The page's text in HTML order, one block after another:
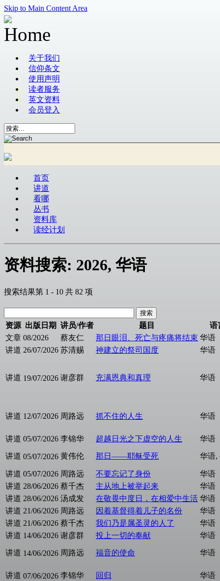
Skip to Main Content Area
关于我们
信仰条文
使用声明
读者服务
英文资料
会员登入
首页
讲道
看哪
丛书
资料库
读经计划
资料搜索: 2026, 华语
搜索结果第 1 - 10 共 82 项
资源 出版日期 讲员/作者 题目
语
文章 08/2026 蔡友仁 那日眼泪、死亡与疼痛将结束 华语
讲道 26/07/2026 苏清赐 神建立的祭司国度 华语
讲道 19/07/2026 谢彦群 充满恩典和真理 华语
讲道 12/07/2026 周路远 抓不住的人生 华语
讲道 05/07/2026 李锦华 超越日光之下虚空的人生 华语
讲道 05/07/2026 黄伟伦 那日——耶稣受死 华语,
讲道 05/07/2026 周路远 不要忘记了身份
华语
讲道 28/06/2026 蔡千杰 主从地上被举起来
华语
讲道 28/06/2026 汤成发 在敬畏中度日，在相爱中生活 华语
讲道 21/06/2026 周路远 因着基督得着儿子的名份
华语
讲道 21/06/2026 蔡千杰 我们乃是属圣灵的人了
华语
讲道 14/06/2026 谢彦群 投上一切的奉献 华语
讲道 14/06/2026 周路远 福音的使命 华语
讲道 07/06/2026 李锦华 回归 华语